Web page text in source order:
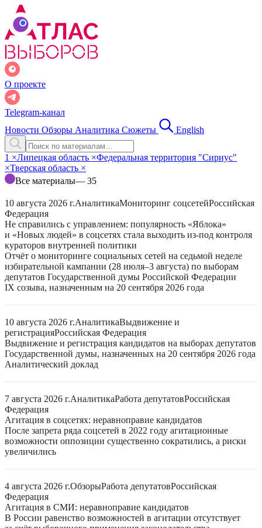
О проекте
Telegram-канал
Новости Обзоры Аналитика Сюжеты English
1 ×Липецкая область ×Федеральная территория "Сириус"
×Тверская область ×
Все материалы— 35
10 августа 2026 г.АналитикаМониторинг соцсетейРоссийская
Федерация
Не справились с управлением: популярность «Яблока»
и «Новых людей» в соцсетях стала выходить из-под контроля
кураторов внутренней политики
Отчёт о мониторинге социальных сетей на седьмой неделе
избирательной кампании (28 июля–3 августа) по выборам
депутатов Государственной думы Российской Федерации
IX созыва, назначенным на 20 сентября 2026 года
10 августа 2026 г.АналитикаВыдвижение и
регистрацияРоссийская Федерация
Выдвижение и регистрация кандидатов на выборах депутатов
Государственной думы, назначенных на 20 сентября 2026 года
Аналитический доклад
7 августа 2026 г.АналитикаРабота депутатовРоссийская
Федерация
Агитация в соцсетях: неравноправие кандидатов
После запрета ряда соцсетей в 2022 году агитационные
возможности оппозиции существенно сократились, а риски
увеличились
4 августа 2026 г.ОбзорыРабота депутатовРоссийская
Федерация
Агитация в СМИ: неравноправие кандидатов
В России равенство возможностей в агитации отсутствует